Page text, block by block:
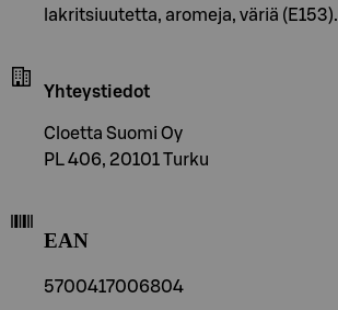
lakritsiuutetta, aromeja, väriä (E153).
Yhteystiedot
Cloetta Suomi Oy
PL 406, 20101 Turku
EAN
5700417006804